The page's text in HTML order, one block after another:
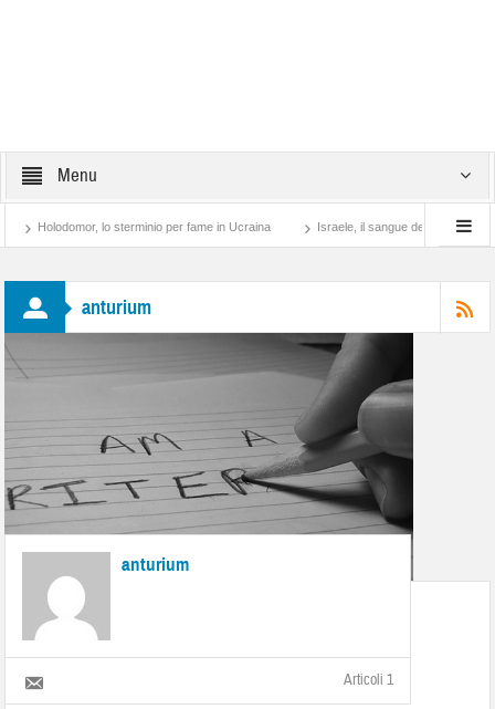
Menu
Holodomor, lo sterminio per fame in Ucraina Israele, il sangue degli altri
anturium
anturium
Articoli 1